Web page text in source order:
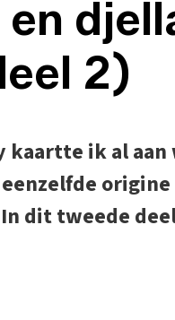
2)
ik al
dit tweede